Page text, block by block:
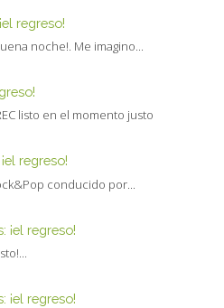
regreso!
noche!. Me imagino...
listo en el momento justo
regreso!
conducido por...
¡el regreso!
¡el regreso!